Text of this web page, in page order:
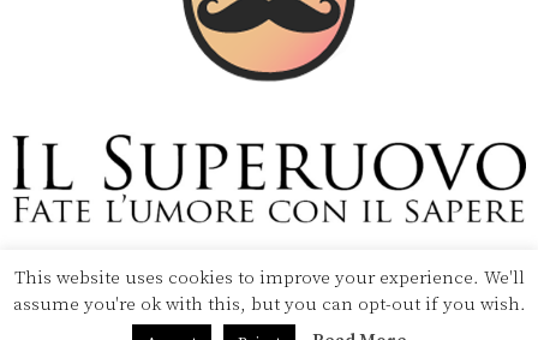
Copyright © 2020 Il Superuovo — Powered by Pipool
SRL